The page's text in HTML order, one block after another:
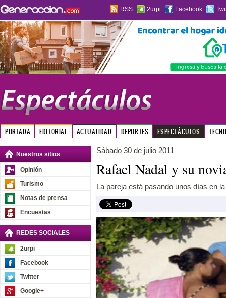
RSS 2urpi Facebook
PORTADA EDITORIAL ACTUALIDAD DEPORTES ESPECTÁCULOS
Nuestros sitios
Opinión
Turismo
Notas de prensa
Encuestas
REDES SOCIALES
2urpi
Facebook
Twitter
Google+
Sábado 30 de julio 2011
Rafael Nadal y su
La pareja está pasando unos días en